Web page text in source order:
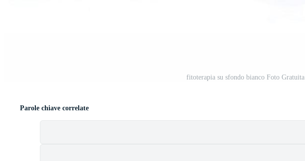
fitoterapia su sfondo bianco Foto Gratuita
Parole chiave correlate